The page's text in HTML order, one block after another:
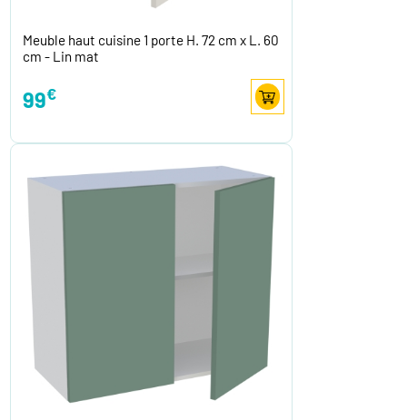
Meuble haut cuisine 1 porte H. 72 cm x L. 60
cm - Lin mat
99€